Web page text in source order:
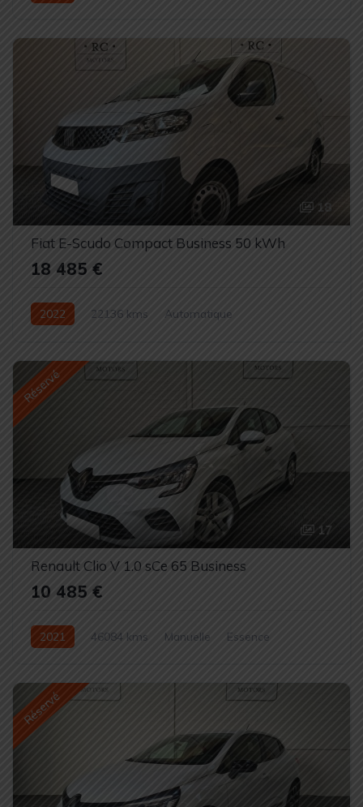
18
Fiat E-Scudo Compact Business 50 kWh
18 485 €
2022 22136 kms
Automatique
Réservé
17
Renault Clio V 1.0 sCe 65 Business
10 485 €
2021 46084 kms Manuelle Essence
Réservé